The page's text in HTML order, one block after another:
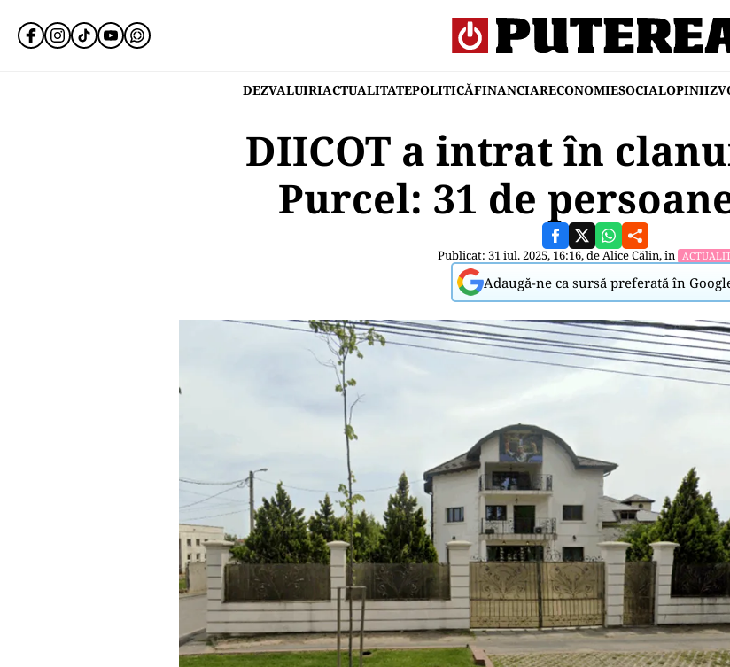
DEZVALUIRIACTUALITATEPOLITICĂFINANCIARECONOMIESOCIALOPINII
DIICOT a intrat în
Purcel: 31 de
Publicat: 31 iul. 2025, 16:16, deAlice Călin, în
Adaugă-ne ca sursă preferată în